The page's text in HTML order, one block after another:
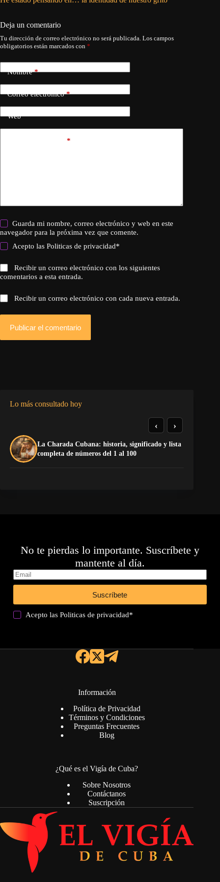
Deja un comentario
Tu dirección de correo electrónico no será publicada. Los campos
obligatorios están marcados con *
Nombre*
Correo electrónico*
Web
*
Guarda mi nombre, correo electrónico y web en este
navegador para la próxima vez que comente.
Acepto lasPoliticas de privacidad*
Recibir un correo electrónico con los siguientes
comentarios a esta entrada.
Recibir un correo electrónico con cada nueva entrada.
Publicar el comentario
Lo más consultado hoy
La Charada Cubana: historia, significado y lista
completa de números del 1 al 100
‹ ›
No te pierdas lo importante. Suscríbete y
mantente al día.
Suscríbete
Acepto lasPoliticas de privacidad*
Información
Política de Privacidad
Términos y Condiciones
Preguntas Frecuentes
Blog
¿Qué es el Vigía de Cuba?
Sobre Nosotros
Contáctanos
Suscripción